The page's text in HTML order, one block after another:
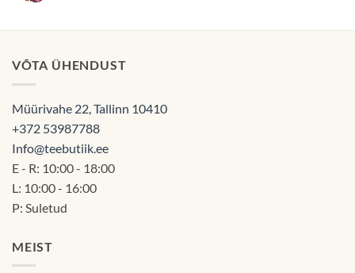
60.00€
VÕTA ÜHENDUST
Müürivahe 22, Tallinn 10410
+372 53987788
Info@teebutiik.ee
E - R: 10:00 - 18:00
L: 10:00 - 16:00
P: Suletud
MEIST